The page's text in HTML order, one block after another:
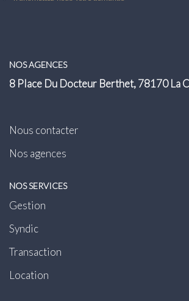
Intranet
NOS AGENCES
8 Place Du Docteur Berthet, 78170 La
Nous contacter
Nos agences
NOS SERVICES
Gestion
Syndic
Transaction
Location